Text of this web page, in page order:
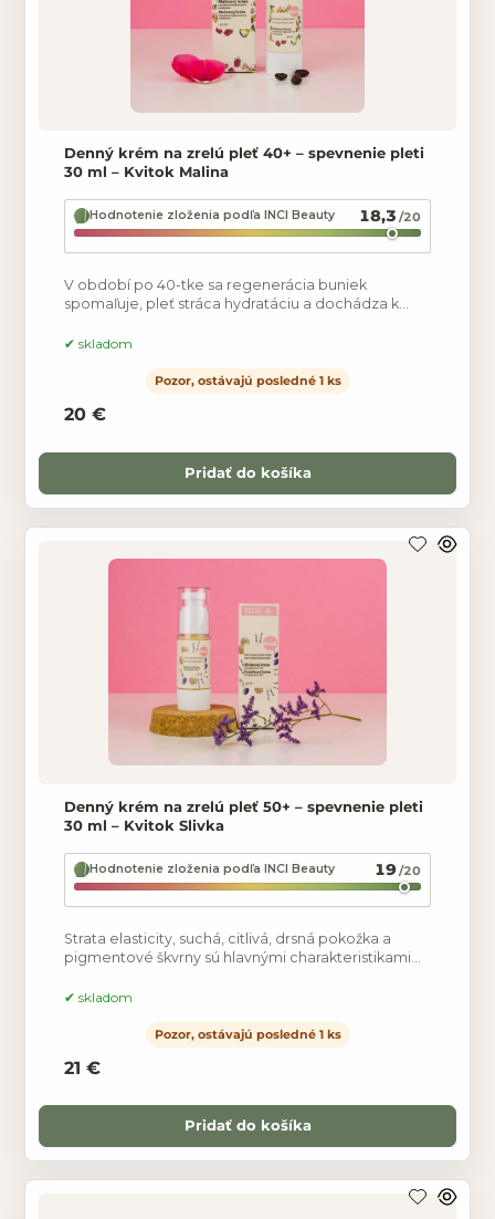
Denný krém na zrelú pleť 40+ – spevnenie pleti
30 ml – Kvitok Malina
Hodnotenie zloženia podľa INCI Beauty 18,3 /20
V období po 40-tke sa regenerácia buniek
spomaľuje, pleť stráca hydratáciu a dochádza k
má za následok
skladom
Pozor, ostávajú posledné 1 ks
20 €
Pridať do košíka
Denný krém na zrelú pleť 50+ – spevnenie pleti
30 ml – Kvitok Slivka
Hodnotenie zloženia podľa INCI Beauty 19/20
Strata elasticity, suchá, citlivá, drsná pokožka a
pigmentové škvrny sú hlavnými charakteristikami
skladom
Pozor, ostávajú posledné 1 ks
21 €
Pridať do košíka